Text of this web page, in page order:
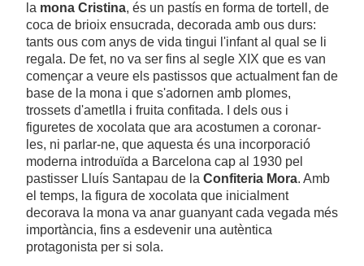
la mona Cristina, és un pastís en forma de tortell, de
coca de brioix ensucrada, decorada amb ous durs:
tants ous com anys de vida tingui l'infant al qual se li
regala. De fet, no va ser fins al segle XIX que es van
començar a veure els pastissos que actualment fan de
base de la mona i que s'adornen amb plomes,
trossets d'ametlla i fruita confitada. I dels ous i
figuretes de xocolata que ara acostumen a coronar-
les, ni parlar-ne, que aquesta és una incorporació
moderna introduïda a Barcelona cap al 1930 pel
pastisser Lluís Santapau de la Confiteria Mora. Amb
el temps, la figura de xocolata que inicialment
decorava la mona va anar guanyant cada vegada més
importància, fins a esdevenir una autèntica
protagonista per si sola.